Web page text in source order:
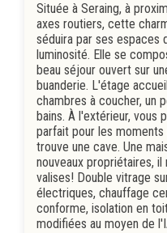
Située à Seraing, à
axes routiers, cette
séduira par ses espaces
luminosité. Elle se
beau séjour ouvert sur
buanderie. L'étage
chambres à coucher, un
bains. À l'extérieur, vous
parfait pour les
trouve une cave. Une
nouveaux propriétaires,
valises! Double vitrage
électriques, chauffage
conforme, isolation en
modifiées au moyen de